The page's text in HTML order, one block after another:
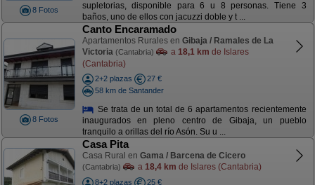
8 Fotos
supletorias, disponible para 6 u 8 personas. Tiene 3
baños, uno de ellos con jacuzzi doble y t ...
8 Fotos
Canto Encaramado
Apartamentos Rurales en Gibaja / Ramales de La
Victoria (Cantabria) a 18,1 km de Islares
(Cantabria)
2+2 plazas
27 €
58 km de Santander
Se trata de un total de 6 apartamentos recientemente
inaugurados en pleno centro de Gibaja, un pueblo
tranquilo a orillas del río Asón. Su u ...
Casa Pita
Casa Rural en Gama / Barcena de Cicero
(Cantabria) a 18,4 km de Islares (Cantabria)
8+2 plazas
25 €